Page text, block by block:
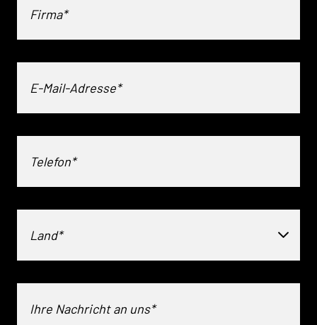
Land*